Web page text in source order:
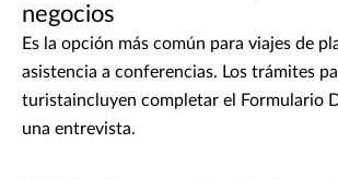
negocios
Es la opción más común para viajes de
asistencia a conferencias. Los trámites
turistaincluyen completar el Formulario
una entrevista.